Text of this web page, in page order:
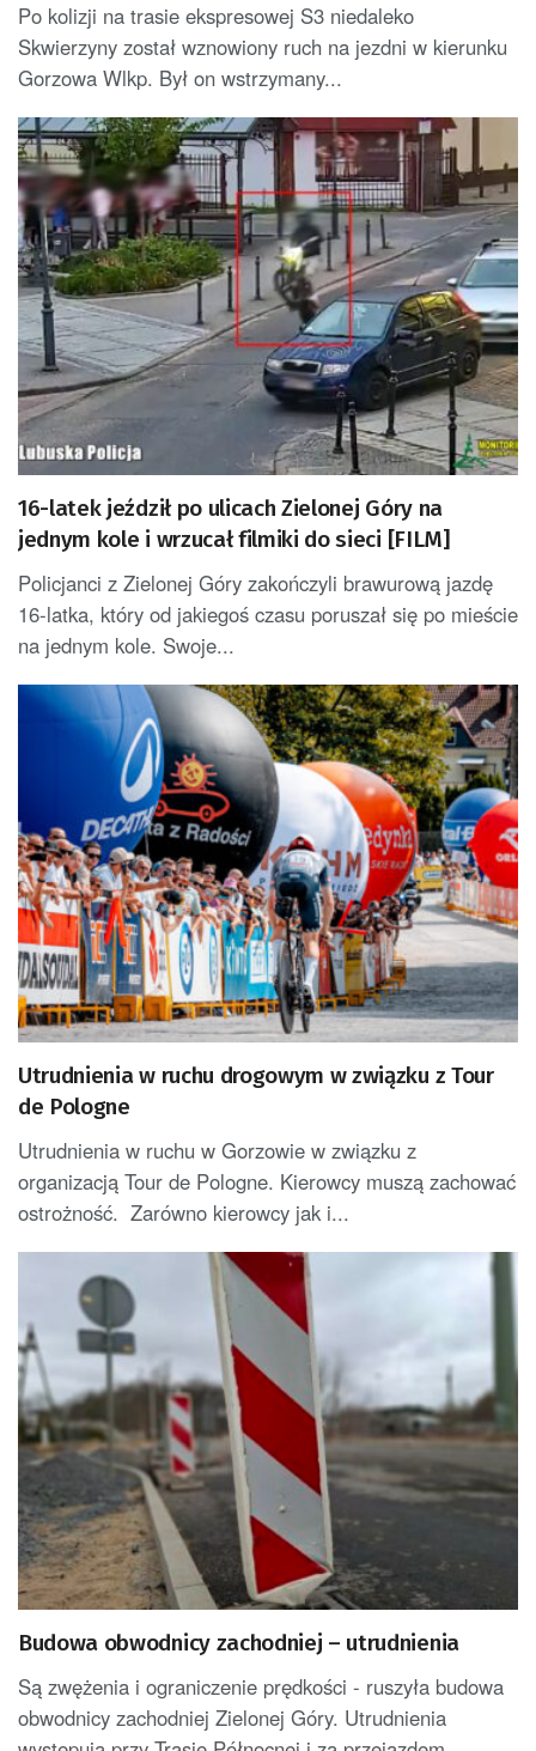
Po kolizji na trasie ekspresowej S3 niedaleko
Skwierzyny został wznowiony ruch na jezdni w kierunku
Gorzowa Wlkp. Był on wstrzymany...
16-latek jeździł po ulicach Zielonej Góry na
jednym kole i wrzucał filmiki do sieci [FILM]
Policjanci z Zielonej Góry zakończyli brawurową jazdę
16-latka, który od jakiegoś czasu poruszał się po mieście
na jednym kole. Swoje...
Utrudnienia w ruchu drogowym w związku z Tour
de Pologne
Utrudnienia w ruchu w Gorzowie w związku z
organizacją Tour de Pologne. Kierowcy muszą zachować
ostrożność. Zarówno kierowcy jak i...
Budowa obwodnicy zachodniej – utrudnienia
Są zwężenia i ograniczenie prędkości - ruszyła budowa
obwodnicy zachodniej Zielonej Góry. Utrudnienia